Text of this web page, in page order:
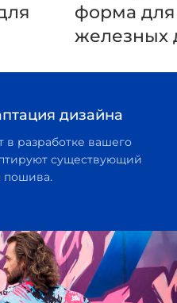
форма для
железных
дизайна
разработке вашего
существующий
пошива.